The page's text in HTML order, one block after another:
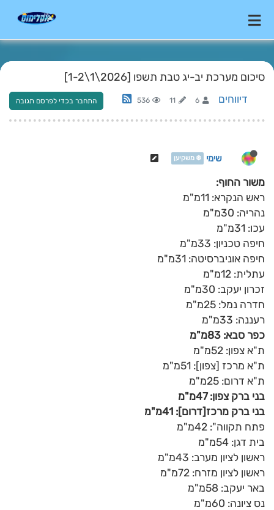
סיכום מערכת יב-יג טבת תשפו [2026\1\1-2]
דיווחים 6
11
536 התחבר בכדי לפרסם תגובה
שימי ❄️ משקיען
משור החוף:
ראש הנקרא: 11מ"מ
נהריה: 30מ"מ
עכו: 31מ"מ
חיפה טכניון: 33מ"מ
חיפה אוניברסיטה: 31מ"מ
עתלית: 12מ"מ
זכרון יעקב: 30מ"מ
חדרה נמל: 25מ"מ
רעננה: 33מ"מ
כפר סבא: 83מ"מ
ת"א צפון: 52מ"מ
ת"א מרכז [צפון]: 51מ"מ
ת"א דרום: 25מ"מ
בני ברק צפון: 47מ"מ
בני ברק מרכז[דרום]: 41מ"מ
פתח תקווה": 42מ"מ
בית דגן: 54מ"מ
ראשון לציון מערב: 43מ"מ
ראשון לציון מזרח: 72מ"מ
באר יעקב: 58מ"מ
נס ציונה: 60מ"מ